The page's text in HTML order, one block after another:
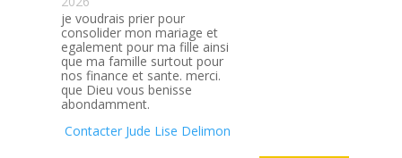
je voudrais prier pour
consolider mon mariage et
egalement pour ma fille ainsi
que ma famille surtout pour
nos finance et sante. merci.
que Dieu vous benisse
abondamment.
Contacter Jude Lise Delimon